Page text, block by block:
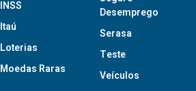
INSS
Itaú
Loterias
Moedas Raras
Desemprego
Serasa
Teste
Veículos